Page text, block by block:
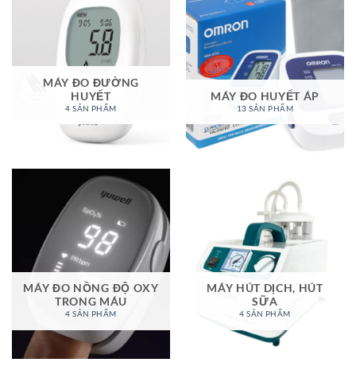
MÁY ĐO ĐƯỜNG
HUYẾT
4 SẢN PHẨM
MÁY ĐO HUYẾT ÁP
13 SẢN PHẨM
MÁY ĐO NỒNG ĐỘ OXY
TRONG MÁU
4 SẢN PHẨM
MÁY HÚT DỊCH, HÚT
SỮA
4 SẢN PHẨM